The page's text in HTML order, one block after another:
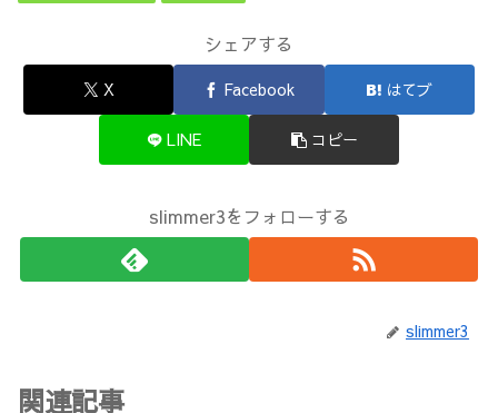
シェアする
X Facebook はてブ
LINE コピー
slimmer3をフォローする
slimmer3
関連記事